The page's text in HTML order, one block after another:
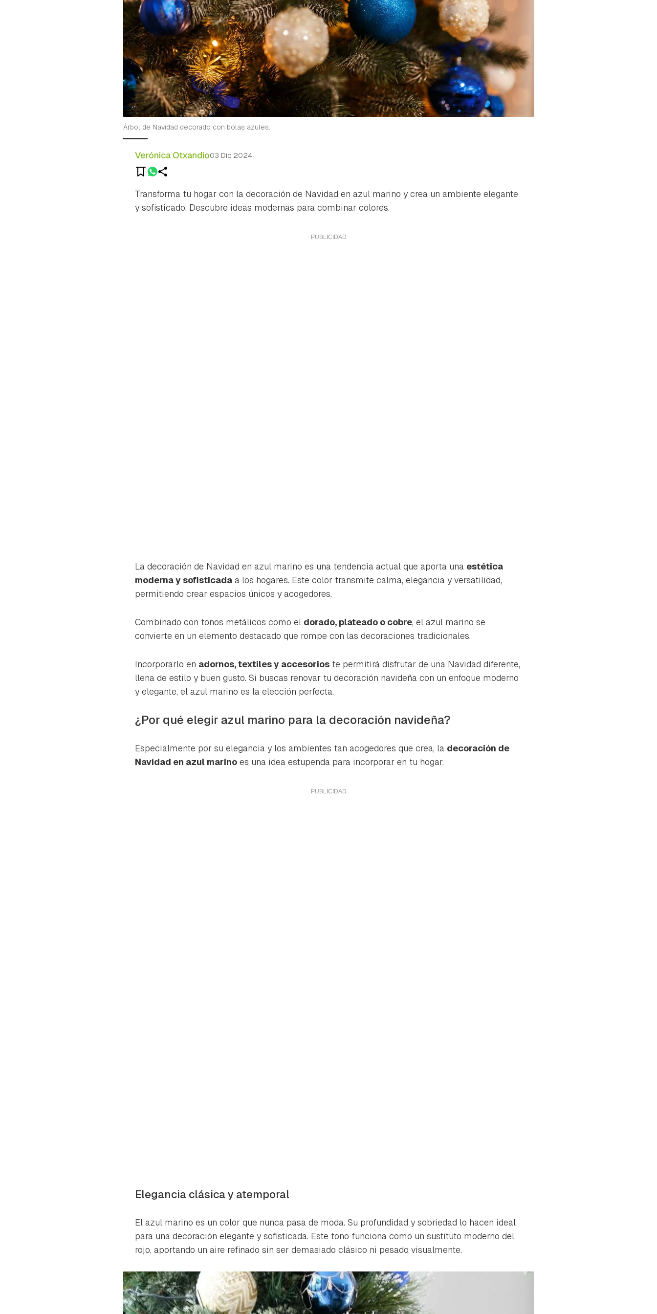
Árbol de Navidad decorado con bolas azules.
Verónica Otxandio03 Dic 2024
Guardar como favorito
cuenta de Hogarmanía.
Transforma tu hogar con la decoración de Navidad en azul marino y crea un ambiente elegante
y sofisticado. Descubre ideas modernas para combinar colores.
La decoración de Navidad en azul marino es una tendencia actual que aporta una estética
moderna y sofisticada a los hogares. Este color transmite calma, elegancia y versatilidad,
permitiendo crear espacios únicos y acogedores.
Combinado con tonos metálicos como el dorado, plateado o cobre, el azul marino se
convierte en un elemento destacado que rompe con las decoraciones tradicionales.
Incorporarlo en adornos, textiles y accesorios te permitirá disfrutar de una Navidad diferente,
llena de estilo y buen gusto. Si buscas renovar tu decoración navideña con un enfoque moderno
y elegante, el azul marino es la elección perfecta.
¿Por qué elegir azul marino para la decoración navideña?
Especialmente por su elegancia y los ambientes tan acogedores que crea, la decoración de
Navidad en azul marino es una idea estupenda para incorporar en tu hogar.
Elegancia clásica y atemporal
El azul marino es un color que nunca pasa de moda. Su profundidad y sobriedad lo hacen ideal
para una decoración elegante y sofisticada. Este tono funciona como un sustituto moderno del
rojo, aportando un aire refinado sin ser demasiado clásico ni pesado visualmente.
Contenido enviado
ACEPTAR